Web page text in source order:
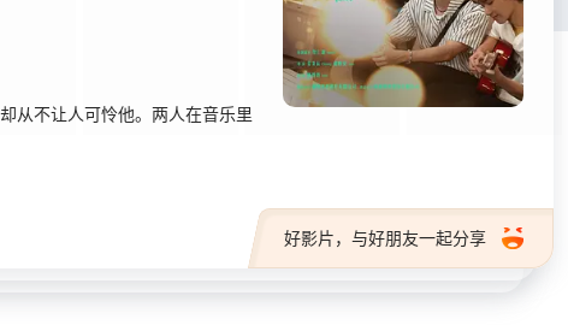
从不让人可怜他。两人在音乐里
好影片，与好朋友一起分享